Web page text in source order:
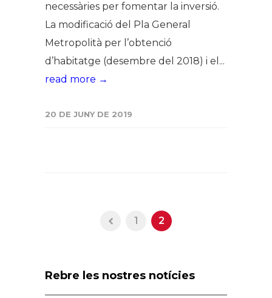
necessàries per fomentar la inversió.
La modificació del Pla General
Metropolità per l’obtenció
d’habitatge (desembre del 2018) i el...
read more →
20 DE JUNY DE 2019
1 2
Rebre les nostres notícies